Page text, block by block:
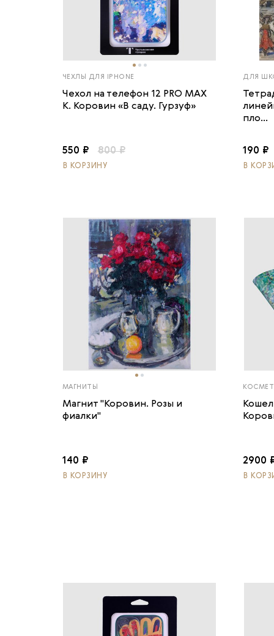
ЧЕХЛЫ ДЛЯ IPHONE
Чехол на телефон 12 PRO MAX
К. Коровин «В саду. Гурзуф»
550 ₽ 800 ₽
В КОРЗИНУ
ДЛЯ
пло...
190 ₽
В
МАГНИТЫ
Магнит "Коровин. Розы и
фиалки"
140 ₽
В КОРЗИНУ
2900
В